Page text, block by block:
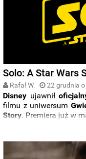
Solo: A Star Wars
Rafał W. 22 grudnia
Disney ujawnił
filmu z uniwersum
Story. Premiera już w